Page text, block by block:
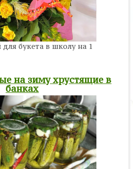
букета в школу на 1
на зиму хрустящие в
банках